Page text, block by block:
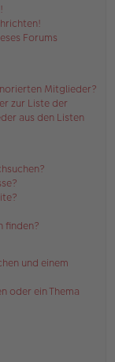
Forums
Mitglieder?
zur Liste der
aus den Listen
finden?
und einem
oder ein Thema